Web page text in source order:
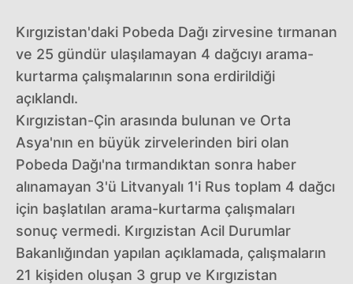
Kırgızistan'daki Pobeda Dağı zirvesine tırmanan
ve 25 gündür ulaşılamayan 4 dağcıyı arama-
kurtarma çalışmalarının sona erdirildiği
açıklandı.
Kırgızistan-Çin arasında bulunan ve Orta
Asya'nın en büyük zirvelerinden biri olan
Pobeda Dağı'na tırmandıktan sonra haber
alınamayan 3'ü Litvanyalı 1'i Rus toplam 4 dağcı
için başlatılan arama-kurtarma çalışmaları
sonuç vermedi. Kırgızistan Acil Durumlar
Bakanlığından yapılan açıklamada, çalışmaların
21 kişiden oluşan 3 grup ve Kırgızistan